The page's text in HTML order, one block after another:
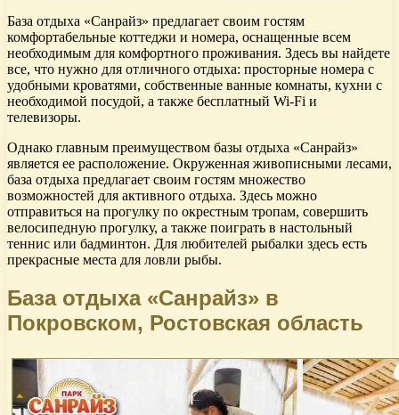
База отдыха «Санрайз» предлагает своим гостям
комфортабельные коттеджи и номера, оснащенные всем
необходимым для комфортного проживания. Здесь вы найдете
все, что нужно для отличного отдыха: просторные номера с
удобными кроватями, собственные ванные комнаты, кухни с
необходимой посудой, а также бесплатный Wi-Fi и
телевизоры.
Однако главным преимуществом базы отдыха «Санрайз»
является ее расположение. Окруженная живописными лесами,
база отдыха предлагает своим гостям множество
возможностей для активного отдыха. Здесь можно
отправиться на прогулку по окрестным тропам, совершить
велосипедную прогулку, а также поиграть в настольный
теннис или бадминтон. Для любителей рыбалки здесь есть
прекрасные места для ловли рыбы.
База отдыха «Санрайз» в
Покровском, Ростовская область